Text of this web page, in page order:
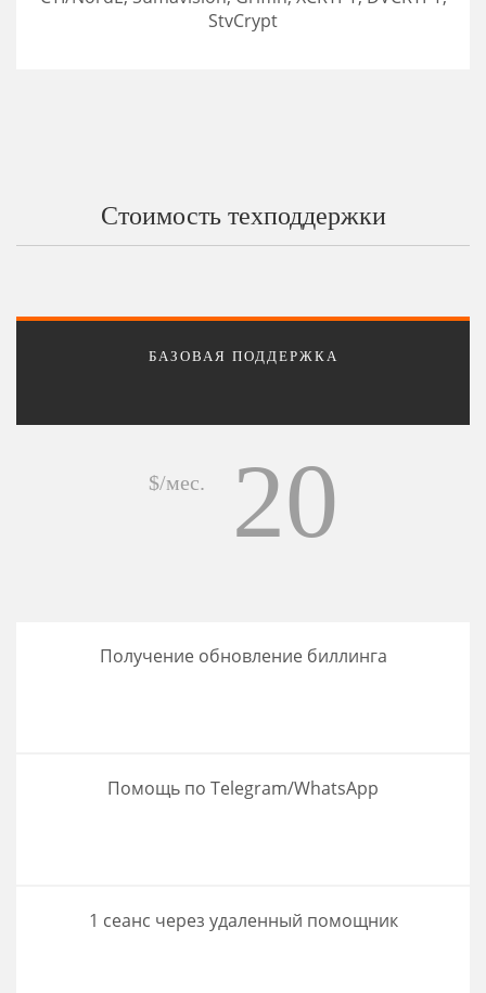
StvCrypt
Стоимость техподдержки
БАЗОВАЯ ПОДДЕРЖКА
$/мес. 20
Получение обновление биллинга
Помощь по Telegram/WhatsApp
1 сеанс через удаленный помощник